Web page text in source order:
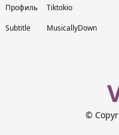
Профиль
Subtitle
Tiktokio
MusicallyDown
©